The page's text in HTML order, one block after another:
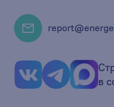
в